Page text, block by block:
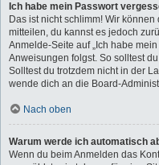
Ich habe mein Passwort
Das ist nicht schlimm! Wir
mitteilen, du kannst es jedoch
Anmelde-Seite auf „Ich habe
Anweisungen folgst. So solltest
Solltest du trotzdem nicht in der
wende dich an die Board-
Nach oben
Warum werde ich automatisch
Wenn du beim Anmelden das